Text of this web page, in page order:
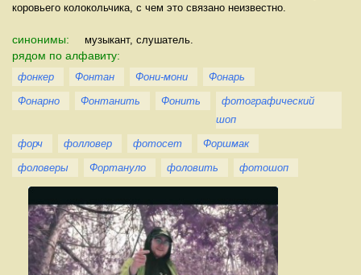
коровьего колокольчика, с чем это связано неизвестно.
синонимы: музыкант, слушатель.
рядом по алфавиту:
фонкер Фонтан Фони-мони
Фонарь
Фонарно
Фонтанить Фонить
фотографический
шоп
форч
фолловер фотосет
Форшмак
фоловеры
Фортануло фоловить фотошоп